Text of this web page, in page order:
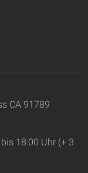
CA 91789
18:00 Uhr (+ 3